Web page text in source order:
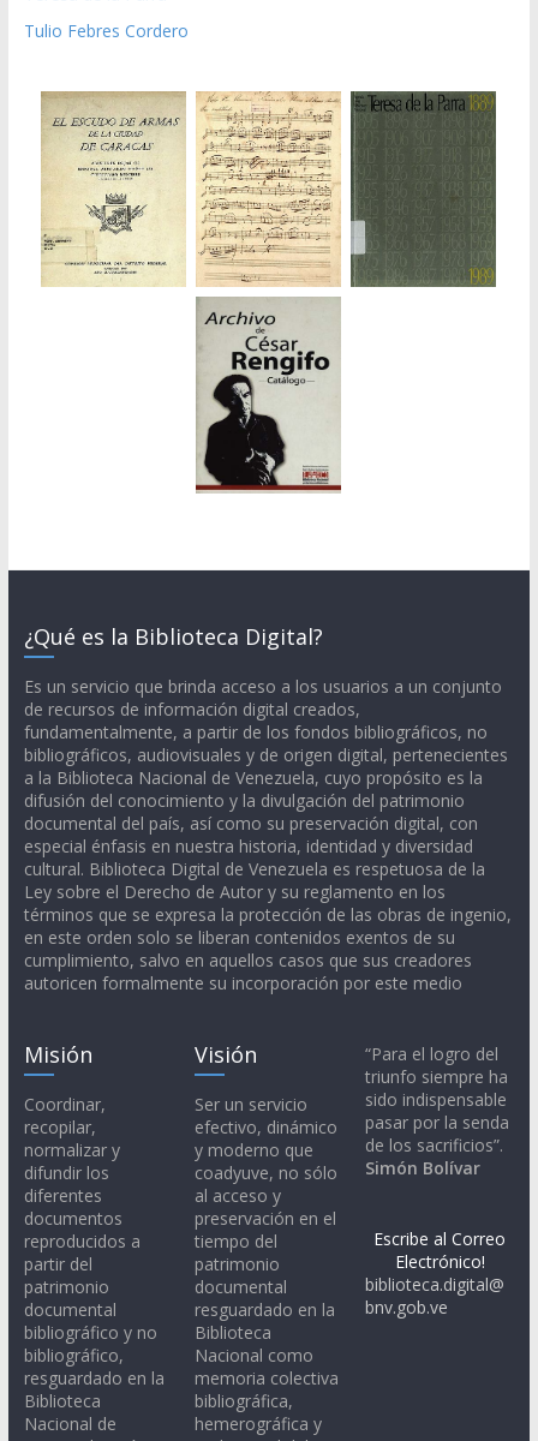
Tulio Febres Cordero
¿Qué es la Biblioteca Digital?
Es un servicio que brinda acceso a los usuarios a un conjunto
de recursos de información digital creados,
fundamentalmente, a partir de los fondos bibliográficos, no
bibliográficos, audiovisuales y de origen digital, pertenecientes
a la Biblioteca Nacional de Venezuela, cuyo propósito es la
difusión del conocimiento y la divulgación del patrimonio
documental del país, así como su preservación digital, con
especial énfasis en nuestra historia, identidad y diversidad
cultural. Biblioteca Digital de Venezuela es respetuosa de la
Ley sobre el Derecho de Autor y su reglamento en los
términos que se expresa la protección de las obras de ingenio,
en este orden solo se liberan contenidos exentos de su
cumplimiento, salvo en aquellos casos que sus creadores
autoricen formalmente su incorporación por este medio
Misión
Coordinar,
recopilar,
normalizar y
difundir los
diferentes
documentos
reproducidos a
partir del
patrimonio
documental
bibliográfico y no
bibliográfico,
resguardado en la
Biblioteca
Nacional de
Visión
Ser un servicio
efectivo, dinámico
y moderno que
coadyuve, no sólo
al acceso y
preservación en el
tiempo del
patrimonio
documental
resguardado en la
Biblioteca
Nacional como
memoria colectiva
bibliográfica,
hemerográfica y
“Para el logro del
triunfo siempre ha
sido indispensable
pasar por la senda
de los sacrificios”.
Simón Bolívar
Escribe al Correo
Electrónico!
biblioteca.digital@
bnv.gob.ve